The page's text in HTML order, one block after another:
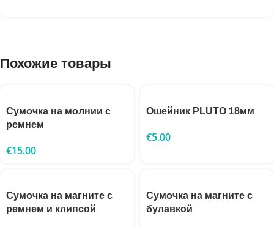
Похожие товары
Сумочка на молнии с
ремнем
€15.00
Ошейник PLUTO 18мм
€5.00
Сумочка на магните с
ремнем и клипсой
Сумочка на магните с
булавкой